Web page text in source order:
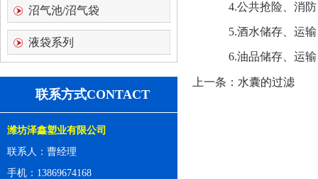
沼气池/沼气袋
液袋系列
联系方式CONTACT
潍坊泽鑫塑业有限公司
联系人：曹经理
手机：13869674168
4.公共抢险、消防
5.酒水储存、运输
6.油品储存、运输
上一条： 水囊的过滤